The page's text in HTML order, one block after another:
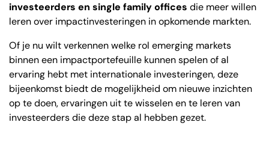
investeerders en single family offices die meer willen
leren over impactinvesteringen in opkomende markten.
Of je nu wilt verkennen welke rol emerging markets
binnen een impactportefeuille kunnen spelen of al
ervaring hebt met internationale investeringen, deze
bijeenkomst biedt de mogelijkheid om nieuwe inzichten
op te doen, ervaringen uit te wisselen en te leren van
investeerders die deze stap al hebben gezet.